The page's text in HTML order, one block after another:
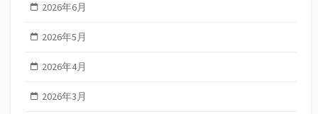
2026年6月
2026年5月
2026年4月
2026年3月